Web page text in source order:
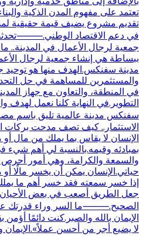
تعتمد على مفهوم المدن الذكية
تقديم مشروع يضيف قيمة حقيقية
في دعم الاقتصاد
جمعية لرجال الأعمال في المدينة..
ببساطة هي إنشاء جمعية لرجال
مدينة سفنكس.الهدف منها هو توحيد
والمستثمرين للمساهمة في حل
في المنطقة، والتعاون مع جهاز
التطوير.في النهاية كلنا نعمل لهدف
سفنكس مدينة عالمية تليق
الاستثمار.. كيف تصف مدحت بركات
الإنسان لا يقاس بما يملك من مال
بمبادئه وقيمه.بالنسبة لي أهم شيء
والسمعة والكرامة، وهي أمور أحرص
حياتي.الإنسان يمكن أن يخسر مالًا
إذا خسر سمعته فقد خسر أهم ما
جعل الطريق أصعب في بعض الأحيان،
الصحيح.⸻ما السر وراء قدرتك
الإيمان بالله والصبر.كنت دائمًا أؤمن
لا يضيع أجر من أحسن عملاً».الإيمان